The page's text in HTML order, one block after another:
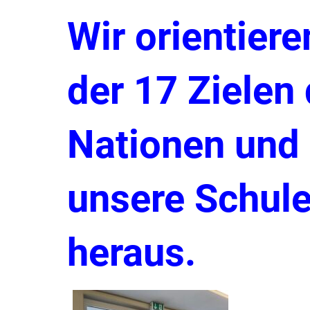
Wir
der 17 Zielen
Nationen
unsere
heraus.